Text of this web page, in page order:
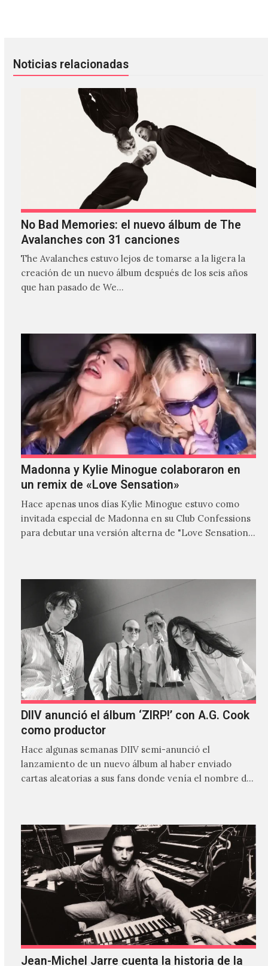
Noticias relacionadas
No Bad Memories: el nuevo álbum de The
Avalanches con 31 canciones
The Avalanches estuvo lejos de tomarse a la ligera la
creación de un nuevo álbum después de los seis años
que han pasado de We…
Madonna y Kylie Minogue colaboraron en
un remix de «Love Sensation»
Hace apenas unos días Kylie Minogue estuvo como
invitada especial de Madonna en su Club Confessions
para debutar una versión alterna de "Love Sensation",
DIIV anunció el álbum ‘ZIRP!’ con A.G. Cook
como productor
Hace algunas semanas DIIV semi-anunció el
lanzamiento de un nuevo álbum al haber enviado
cartas aleatorias a sus fans donde venía el nombre de
Jean-Michel Jarre cuenta la historia de la